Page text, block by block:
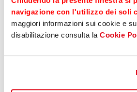
navigazione con l'utilizzo dei soli
maggiori informazioni sui cookie e
disabilitazione consulta la Cookie
Conto Non Profit offre una
trasparente delle risorse.
inclusa per operare con